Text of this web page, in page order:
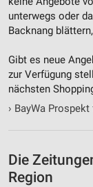
unterwegs oder
Backnang
Gibt es neue
zur Verfügung
nächsten
› BayWa
Die
Region